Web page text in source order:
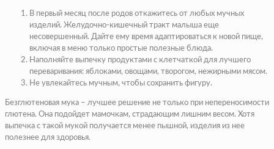
В первый месяц после родов откажитесь от любых мучных
изделий. Желудочно-кишечный тракт малыша еще
несовершенный. Дайте ему время адаптироваться к новой пище,
включая в меню только простые полезные блюда.
Наполняйте выпечку продуктами с клетчаткой для лучшего
переваривания: яблоками, овощами, творогом, нежирными мясом.
Не увлекайтесь мучным, чтобы сохранить фигуру.
Безглютеновая мука – лучшее решение не только при непереносимости
глютена. Она подойдет мамочкам, страдающим лишним весом. Хотя
выпечка с такой мукой получается менее пышной, изделия из нее
полезнее для здоровья.